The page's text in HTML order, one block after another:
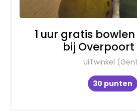
1 uur gratis
bij Overpoort
UiTwinkel
30 punten